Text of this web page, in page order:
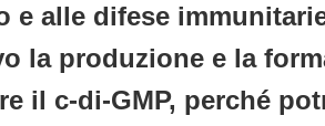
alle difese
la produzione e la
il c-di-GMP, perché